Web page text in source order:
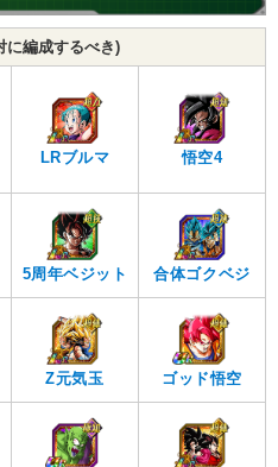
に編成するべき)
LRブルマ 悟空4
5周年ベジット 合体ゴクベジ
Z元気玉 ゴッド悟空